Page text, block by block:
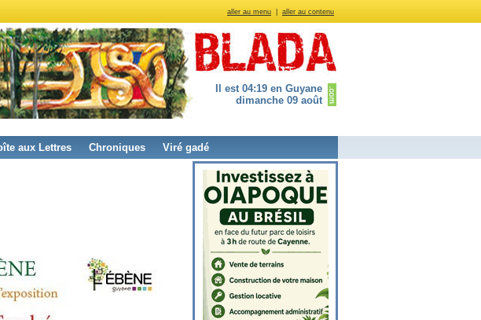
aller au menu aller au contenu
Il est 04:19 en Guyane
dimanche 09 août
aux Lettres Chroniques Viré gadé